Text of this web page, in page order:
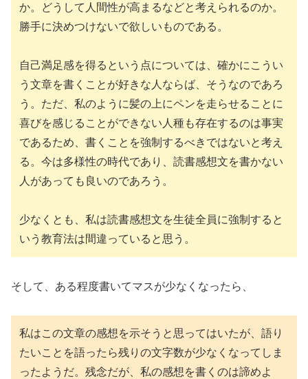
か。どうして人間性が高まるなどと考えられるのか。
勝手に決めつけないで欲しいものである。
自己満足感を得るという点については、確かにこうい
う文章を書くことが好きな人ならば、そうなのであろ
う。ただ、私のように髪の上にペンを走らせることに
喜びを感じることができない人種も存在するのは事実
であるため、書くことを強制するべきではないと考え
る。今は多様性の時代であり、読書感想文を書かない
人があっても良いのであろう。
少なくとも、私は読書感想文を生徒全員に強制すると
いう教育法は間違っていると思う。
そして、ある程度書いてマスが少なくなったら、
私はこの文章の感想を示そうと思ってはいたが、語り
たいことを語ったら残りの文字数が少なくなってしま
ったようだ。残念だが、私の感想を書くのは諦めよ